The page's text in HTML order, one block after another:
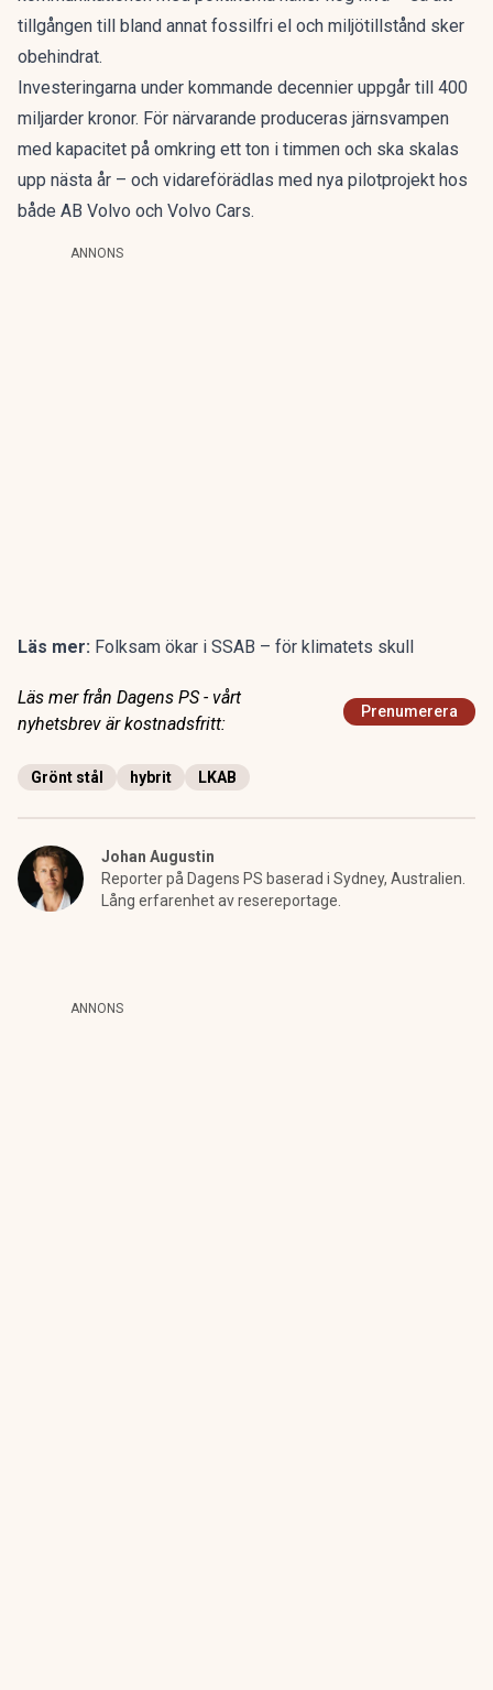
tillgången till bland annat fossilfri el och miljötillstånd sker
obehindrat.
Investeringarna under kommande decennier uppgår till 400
miljarder kronor. För närvarande produceras järnsvampen
med kapacitet på omkring ett ton i timmen och ska skalas
upp nästa år – och vidareförädlas med nya pilotprojekt hos
både AB Volvo och Volvo Cars.
ANNONS
Läs mer: Folksam ökar i SSAB – för klimatets skull
Läs mer från Dagens PS - vårt
nyhetsbrev är kostnadsfritt:
Prenumerera
Grönt stål hybrit LKAB
Johan Augustin
Reporter på Dagens PS baserad i Sydney, Australien.
Lång erfarenhet av resereportage.
ANNONS